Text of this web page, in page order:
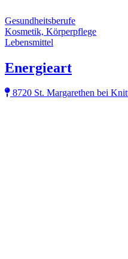
Gesundheitsberufe
Kosmetik, Körperpflege
Lebensmittel
Energieart
8720 St. Margarethen bei